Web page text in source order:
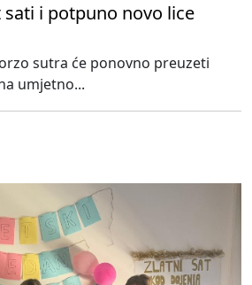
sati i potpuno novo lice
sutra će ponovno preuzeti
umjetno...